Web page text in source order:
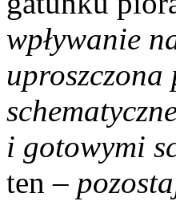
wpływanie
i gotowymi
ten –